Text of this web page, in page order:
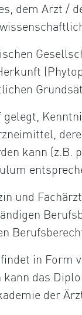
dem Arzt /
kann
und
in Form
das
der